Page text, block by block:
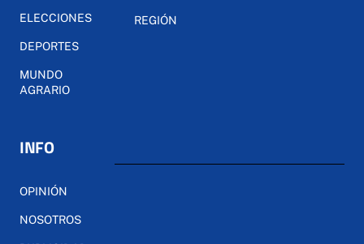
ELECCIONES
DEPORTES
MUNDO
AGRARIO
REGIÓN
INFO
OPINIÓN
NOSOTROS